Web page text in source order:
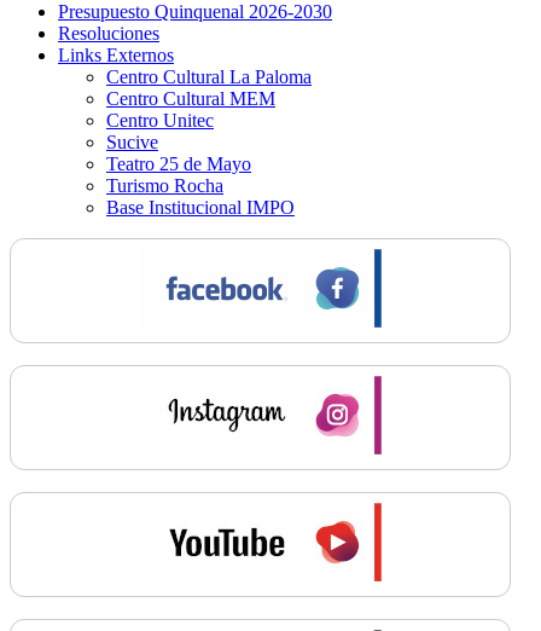
Presupuesto Quinquenal 2026-2030
Resoluciones
Links Externos
Centro Cultural La Paloma
Centro Cultural MEM
Centro Unitec
Sucive
Teatro 25 de Mayo
Turismo Rocha
Base Institucional IMPO